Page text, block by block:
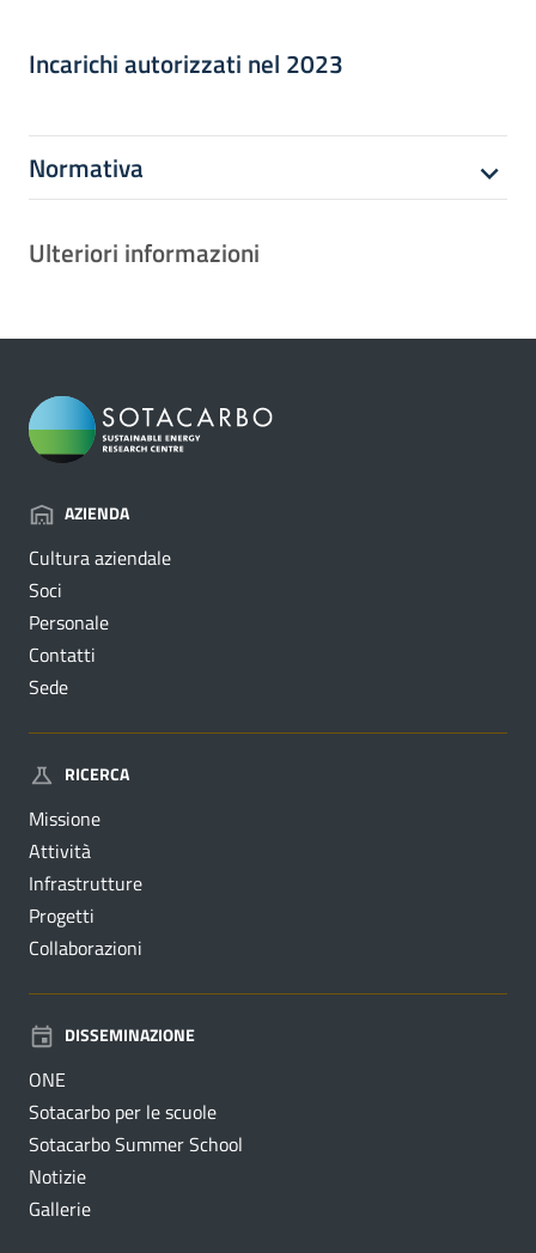
Incarichi autorizzati nel 2023
Normativa
Ulteriori informazioni
AZIENDA
Cultura aziendale
Soci
Personale
Contatti
Sede
RICERCA
Missione
Attività
Infrastrutture
Progetti
Collaborazioni
DISSEMINAZIONE
ONE
Sotacarbo per le scuole
Sotacarbo Summer School
Notizie
Gallerie